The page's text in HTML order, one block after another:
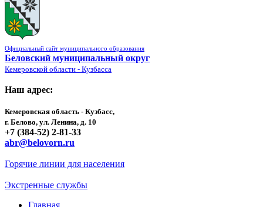
Официальный сайт муниципального образования
Беловский муниципальный округ
Кемеровской области - Кузбасса
Наш адрес:
Кемеровская область - Кузбасс,
г. Белово, ул. Ленина, д. 10
+7 (384-52) 2-81-33
abr@belovorn.ru
Горячие линии для населения
Экстренные службы
Главная